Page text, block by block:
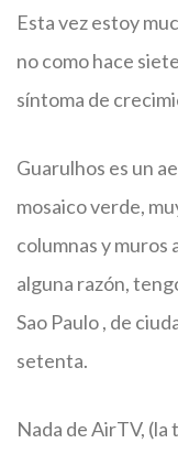
Esta vez estoy
no como hace
síntoma de
Guarulhos es un
mosaico verde,
columnas y muros
alguna razón,
Sao Paulo , de
setenta.
Nada de AirTV,